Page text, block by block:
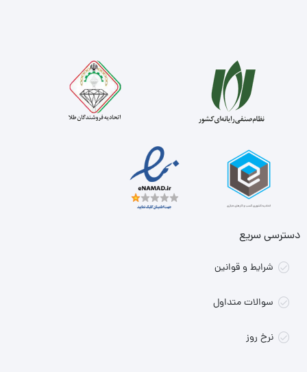
دسترسی سریع
شرایط و قوانین
سوالات متداول
نرخ روز